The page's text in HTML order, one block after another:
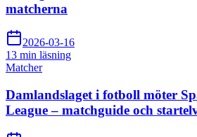
matcherna
2026-03-16
13 min läsning
Matcher
Damlandslaget i fotboll möter
League – matchguide och